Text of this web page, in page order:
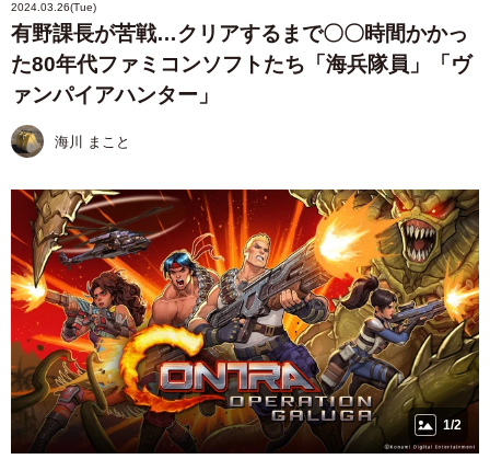
2024.03.26(Tue)
有野課長が苦戦…クリアするまで〇〇時間かかっ
た80年代ファミコンソフトたち「海兵隊員」「ヴ
ァンパイアハンター」
海川 まこと
1/2